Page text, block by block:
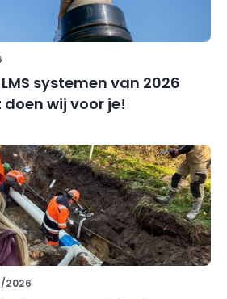
systemen van 2026
wij voor je!
2026